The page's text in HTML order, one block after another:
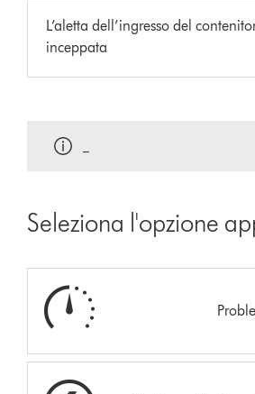
L’aletta dell’ingresso del
inceppata
Seleziona l'opzione